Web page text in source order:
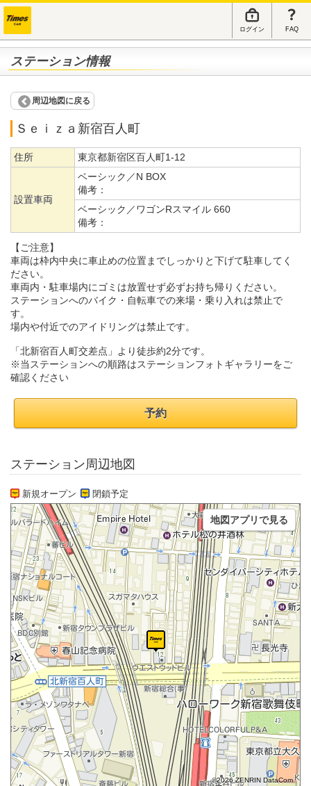
ログイン FAQ
ステーション情報
周辺地図に戻る
Ｓｅｉｚａ新宿百人町
住所 東京都新宿区百人町1-12
設置車両
ベーシック／N BOX
備考：
ベーシック／ワゴンRスマイル 660
備考：
【ご注意】
車両は枠内中央に車止めの位置までしっかりと下げて駐車してく
ださい。
車両内・駐車場内にゴミは放置せず必ずお持ち帰りください。
ステーションへのバイク・自転車での来場・乗り入れは禁止で
す。
場内や付近でのアイドリングは禁止です。
「北新宿百人町交差点」より徒歩約2分です。
※当ステーションへの順路はステーションフォトギャラリーをご
確認ください
予約
ステーション周辺地図
新規オープン 閉鎖予定
©2026 ZENRIN DataCom
地図アプリで見る